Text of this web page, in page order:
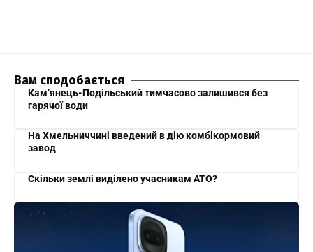
Вам сподобається
Кам’янець-Подільський тимчасово залишився без
гарячої води
На Хмельниччині введений в дію комбікормовий
завод
Скільки землі виділено учасникам АТО?